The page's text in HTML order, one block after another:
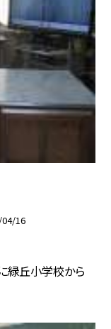
16
緑丘小学校から